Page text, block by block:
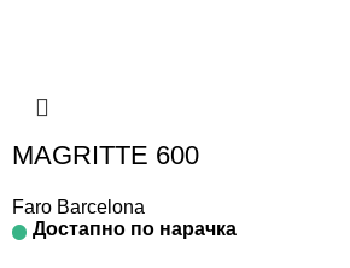
MAGRITTE 600
Faro Barcelona
Достапно по нарачка